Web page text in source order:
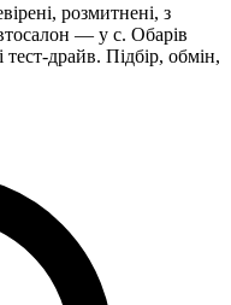
розмитнені, з
— у с. Обарів
драйв. Підбір, обмін,